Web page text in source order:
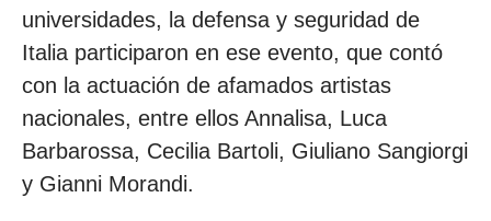
universidades, la defensa y seguridad de
Italia participaron en ese evento, que contó
con la actuación de afamados artistas
nacionales, entre ellos Annalisa, Luca
Barbarossa, Cecilia Bartoli, Giuliano Sangiorgi
y Gianni Morandi.